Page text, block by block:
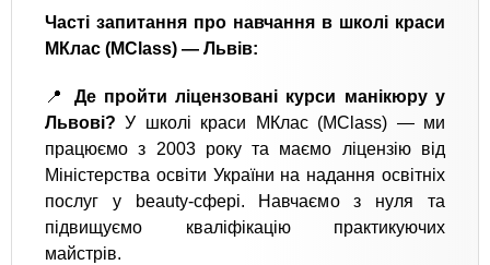
Часті запитання про навчання в школі краси
МКлас (MClass) — Львів:
📍
Де пройти ліцензовані курси манікюру у
Львові? У школі краси МКлас (MClass) — ми
працюємо з 2003 року та маємо ліцензію від
Міністерства освіти України на надання освітніх
послуг у beauty-сфері. Навчаємо з нуля та
підвищуємо кваліфікацію практикуючих
майстрів.